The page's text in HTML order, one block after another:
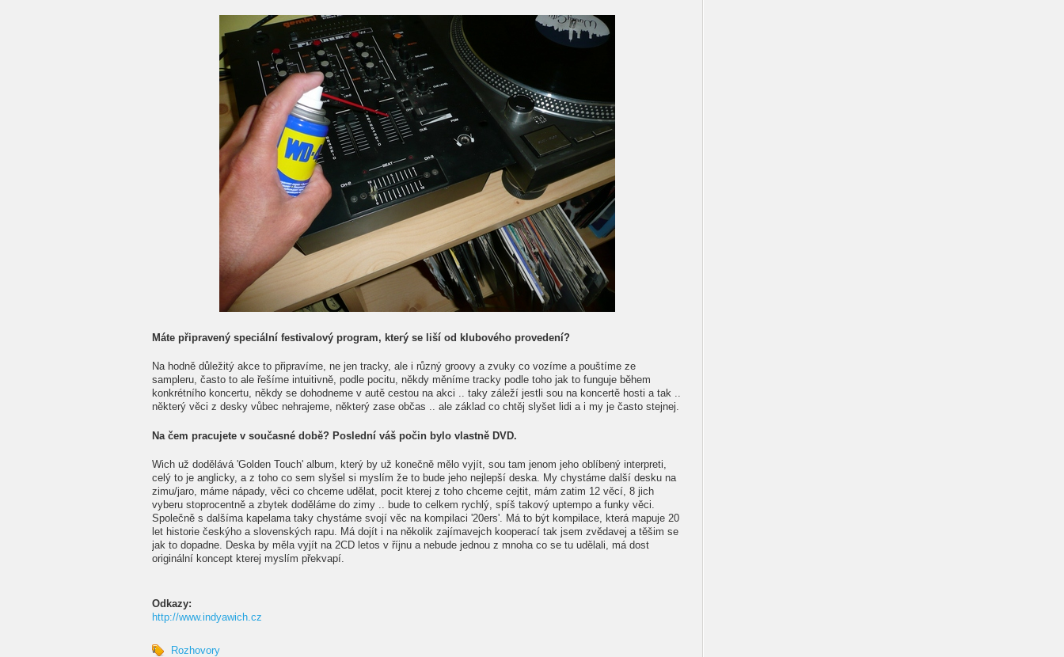
Máte připravený speciální festivalový program, který se liší od klubového provedení?
Na hodně důležitý akce to připravíme, ne jen tracky, ale i různý groovy a zvuky co vozíme a pouštíme ze
sampleru, často to ale řešíme intuitivně, podle pocitu, někdy měníme tracky podle toho jak to funguje během
konkrétního koncertu, někdy se dohodneme v autě cestou na akci .. taky záleží jestli sou na koncertě hosti a tak ..
některý věci z desky vůbec nehrajeme, některý zase občas .. ale základ co chtěj slyšet lidi a i my je často stejnej.
Na čem pracujete v současné době? Poslední váš počin bylo vlastně DVD.
Wich už dodělává 'Golden Touch' album, který by už konečně mělo vyjít, sou tam jenom jeho oblíbený interpreti,
celý to je anglicky, a z toho co sem slyšel si myslím že to bude jeho nejlepší deska. My chystáme další desku na
zimu/jaro, máme nápady, věci co chceme udělat, pocit kterej z toho chceme cejtit, mám zatim 12 věcí, 8 jich
vyberu stoprocentně a zbytek doděláme do zimy .. bude to celkem rychlý, spíš takový uptempo a funky věci.
Společně s dalšíma kapelama taky chystáme svojí věc na kompilaci '20ers'. Má to být kompilace, která mapuje 20
let historie českýho a slovenských rapu. Má dojít i na několik zajímavejch kooperací tak jsem zvědavej a těšim se
jak to dopadne. Deska by měla vyjít na 2CD letos v říjnu a nebude jednou z mnoha co se tu udělali, má dost
originální koncept kterej myslím překvapí.
Odkazy:
http://www.indyawich.cz
Rozhovory